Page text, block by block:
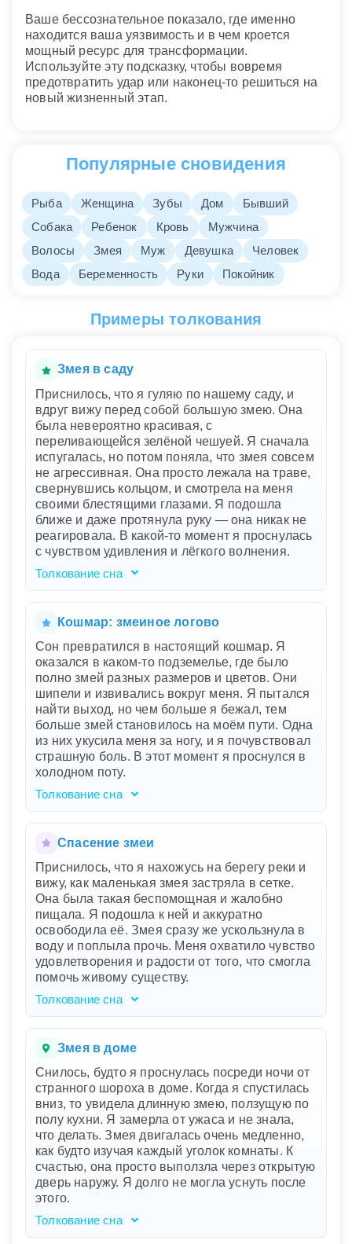
Ваше бессознательное показало, где именно
находится ваша уязвимость и в чем кроется
мощный ресурс для трансформации.
Используйте эту подсказку, чтобы вовремя
предотвратить удар или наконец-то решиться на
новый жизненный этап.
Популярные сновидения
Рыба Женщина Зубы Дом
Бывший
Собака
Ребенок Кровь
Мужчина
Волосы
Змея Муж Девушка
Человек
Вода
Беременность Руки Покойник
Примеры толкования
Змея в саду
Приснилось, что я гуляю по нашему саду, и
вдруг вижу перед собой большую змею. Она
была невероятно красивая, с
переливающейся зелёной чешуей. Я сначала
испугалась, но потом поняла, что змея совсем
не агрессивная. Она просто лежала на траве,
свернувшись кольцом, и смотрела на меня
своими блестящими глазами. Я подошла
ближе и даже протянула руку — она никак не
реагировала. В какой-то момент я проснулась
с чувством удивления и лёгкого волнения.
Толкование сна
Ваш сон открывает перед вами мистический
мир, где красота и страх сплетаются в едином
узоре. Видеть змею, особенно столь красивую
внутренние перемены и мудрость. Змея с
зелёной чешуей — это знак обновления и
роста, а её спокойное поведение показывает,
что вам не стоит бояться этих изменений.
Ваше первоначальное испуг — это
естественная реакция на неизвестность, но
спокойствие змеи говорит о том, что
перемены будут благоприятными и приведут к
чему-то важному и ценному.
Кошмар: змеиное логово
Сон превратился в настоящий кошмар. Я
оказался в каком-то подземелье, где было
полно змей разных размеров и цветов. Они
шипели и извивались вокруг меня. Я пытался
найти выход, но чем больше я бежал, тем
больше змей становилось на моём пути. Одна
из них укусила меня за ногу, и я почувствовал
страшную боль. В этот момент я проснулся в
холодном поту.
Толкование сна
Ваш сон о подземелье, наполненном змеями,
словно загадка, закрученная в клубок. Змеи
могут символизировать скрытые страхи и
в вашем подсознании. Подземелье
олицетворяет ощущение изоляции или
застревания в трудной ситуации. Когда змеи
шипят и преграждают вам путь, это может
быть отражением тревог и препятствий,
которые кажутся неодолимыми. Укус змеи и
боль, которую вы почувствовали, указывают
на глубоко укоренившиеся страхи или раны,
которые нужно исцелить.
Спасение змеи
Приснилось, что я нахожусь на берегу реки и
вижу, как маленькая змея застряла в сетке.
Она была такая беспомощная и жалобно
пищала. Я подошла к ней и аккуратно
освободила её. Змея сразу же ускользнула в
воду и поплыла прочь. Меня охватило чувство
удовлетворения и радости от того, что смогла
помочь живому существу.
Толкование сна
Ваш сон наполнен глубокой символикой
заботы и помощи. Река представляет течение
вашей жизни, а маленькая змея
проблемы или чувства, которые оказались в
затруднительном положении. Ваша
решимость освободить змею отражает вашу
естественную склонность помогать и
защищать тех, кто нуждается в помощи, даже
если это кажется мелочью. Чувство
удовлетворения и радости после
освобождения змеи говорит о том, что для вас
важно видеть результаты своих добрых дел и
получать от этого эмоциональное
удовлетворение.
Змея в доме
Снилось, будто я проснулась посреди ночи от
странного шороха в доме. Когда я спустилась
вниз, то увидела длинную змею, ползущую по
полу кухни. Я замерла от ужаса и не знала,
что делать. Змея двигалась очень медленно,
как будто изучая каждый уголок комнаты. К
счастью, она просто выползла через открытую
дверь наружу. Я долго не могла уснуть после
этого.
Толкование сна
Ваш сон отражает внутренние страхи и